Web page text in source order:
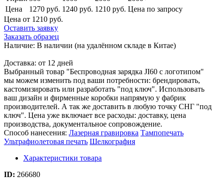
Цена
1270 руб. 1240 руб. 1210 руб. Цена по запросу
Цена от 1210 руб.
Оставить заявку
Заказать образец
Наличие: В наличии (на удалённом складе в Китае)
Доставка: от 12 дней
Выбранный товар "Беспроводная зарядка JI60 с логотипом"
мы можем изменить под ваши потребности: брендировать,
кастомизировать или разработать "под ключ". Использовать
ваш дизайн и фирменные коробки напрямую у фабрик
производителей. А так же доставить в любую точку СНГ "под
ключ". Цена уже включает все расходы: доставку, цена
производства, документальное сопровождение.
Способ нанесения: Лазерная гравировка Тампопечать
Ультрафиолетовая печать Шелкография
Характеристики товара
ID: 266680